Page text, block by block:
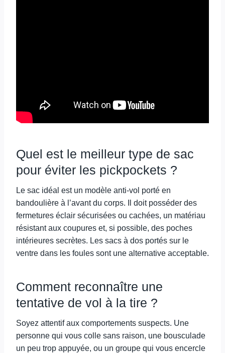
Quel est le meilleur type de sac
pour éviter les pickpockets ?
Le sac idéal est un modèle anti-vol porté en
bandoulière à l’avant du corps. Il doit posséder des
fermetures éclair sécurisées ou cachées, un matériau
résistant aux coupures et, si possible, des poches
intérieures secrètes. Les sacs à dos portés sur le
ventre dans les foules sont une alternative acceptable.
Comment reconnaître une
tentative de vol à la tire ?
Soyez attentif aux comportements suspects. Une
personne qui vous colle sans raison, une bousculade
un peu trop appuyée, ou un groupe qui vous encercle